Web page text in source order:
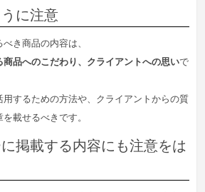
に注意
き商品の内容は、
品へのこだわり、クライアントへの思いで
用するための方法や、クライアントからの質
載せるべきです。
掲載する内容にも注意をは